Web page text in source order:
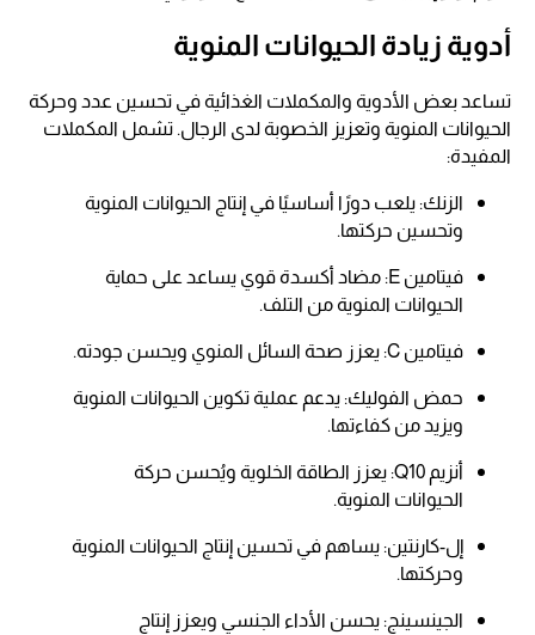
أدوية زيادة الحيوانات المنوية
تساعد بعض الأدوية والمكملات الغذائية في تحسين عدد وحركة
الحيوانات المنوية وتعزيز الخصوبة لدى الرجال. تشمل المكملات
المفيدة:
الزنك: يلعب دورًا أساسيًا في إنتاج الحيوانات المنوية
وتحسين حركتها.
فيتامين E: مضاد أكسدة قوي يساعد على حماية
الحيوانات المنوية من التلف.
فيتامين C: يعزز صحة السائل المنوي ويحسن جودته.
حمض الفوليك: يدعم عملية تكوين الحيوانات المنوية
ويزيد من كفاءتها.
أنزيم Q10: يعزز الطاقة الخلوية ويُحسن حركة
الحيوانات المنوية.
إل-كارنتين: يساهم في تحسين إنتاج الحيوانات المنوية
وحركتها.
الجينسينج: يحسن الأداء الجنسي ويعزز إنتاج